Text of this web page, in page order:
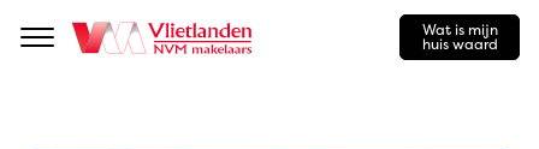
Navigation
Wat is mijn
huis waard